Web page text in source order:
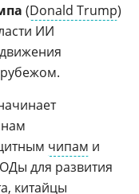
(Donald Trump)
ИИ
чипам и
для развития
китайцы